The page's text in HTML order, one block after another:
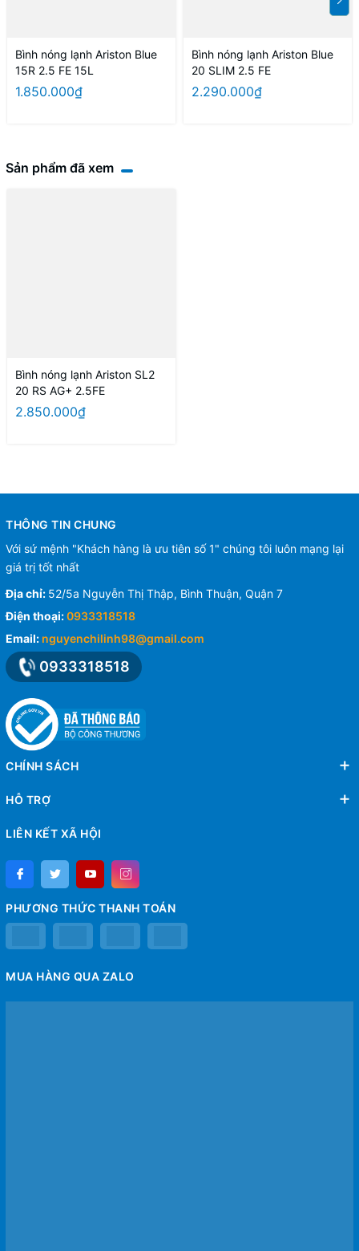
Bình nóng lạnh Ariston Blue
15R 2.5 FE 15L
1.850.000₫
Bình nóng lạnh Ariston Blue
20 SLIM 2.5 FE
2.290.000₫
Sản phẩm đã xem
Bình nóng lạnh Ariston SL2
20 RS AG+ 2.5FE
2.850.000₫
THÔNG TIN CHUNG
Với sứ mệnh "Khách hàng là ưu tiên số 1" chúng tôi luôn mạng lại
giá trị tốt nhất
Địa chỉ: 52/5a Nguyễn Thị Thập, Bình Thuận, Quận 7
Điện thoại:0933318518
Email: nguyenchilinh98@gmail.com
0933318518
CHÍNH SÁCH
HỖ TRỢ
LIÊN KẾT XÃ HỘI
PHƯƠNG THỨC THANH TOÁN
MUA HÀNG QUA ZALO